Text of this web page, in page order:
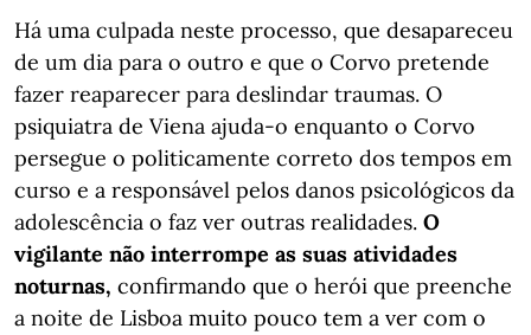
Há uma culpada neste processo, que desapareceu
de um dia para o outro e que o Corvo pretende
fazer reaparecer para deslindar traumas. O
psiquiatra de Viena ajuda-o enquanto o Corvo
persegue o politicamente correto dos tempos em
curso e a responsável pelos danos psicológicos da
adolescência o faz ver outras realidades. O
vigilante não interrompe as suas atividades
noturnas, confirmando que o herói que preenche
a noite de Lisboa muito pouco tem a ver com o